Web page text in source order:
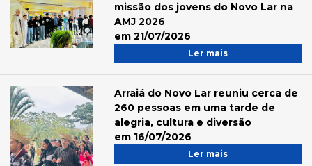
missão dos jovens do Novo Lar na
AMJ 2026
em 21/07/2026
Ler mais
Arraiá do Novo Lar reuniu cerca de
260 pessoas em uma tarde de
alegria, cultura e diversão
em 16/07/2026
Ler mais